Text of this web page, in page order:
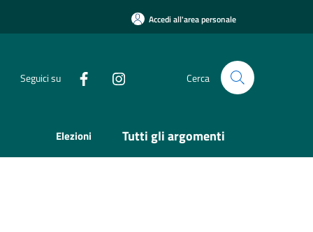
Accedi all'area personale
Seguici su Cerca
Elezioni Tutti gli argomenti